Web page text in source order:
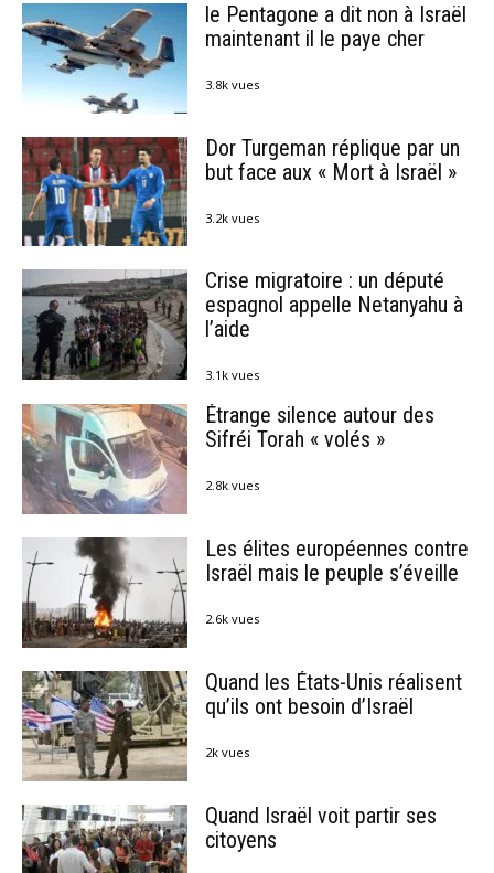
le Pentagone a dit non à Israël
maintenant il le paye cher
3.8k vues
Dor Turgeman réplique par un
but face aux « Mort à Israël »
3.2k vues
Crise migratoire : un député
espagnol appelle Netanyahu à
l’aide
3.1k vues
Étrange silence autour des
Sifréi Torah « volés »
2.8k vues
Les élites européennes contre
Israël mais le peuple s’éveille
2.6k vues
Quand les États-Unis réalisent
qu’ils ont besoin d’Israël
2k vues
Quand Israël voit partir ses
citoyens